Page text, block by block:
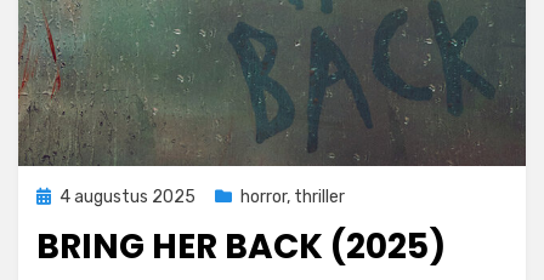
Geplaatst
4 augustus 2025 horror, thriller
BRING HER BACK (2025)